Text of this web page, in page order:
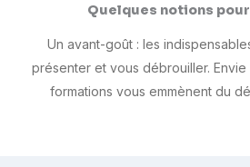
Quelques notions
Un avant-goût : les
présenter et vous débrouiller. Envie
formations vous emmènent du